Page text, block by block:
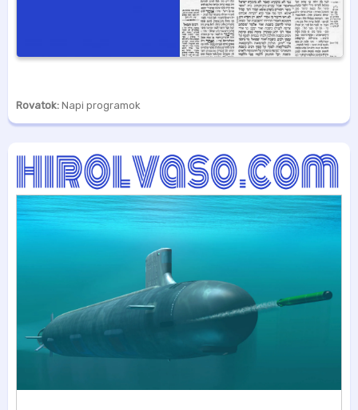
Rovatok: Napi programok